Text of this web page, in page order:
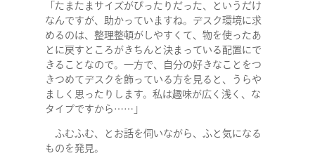
「たまたまサイズがぴったりだった、というだけ
なんですが、助かっていますね。デスク環境に求
めるのは、整理整頓がしやすくて、物を使ったあ
とに戻すところがきちんと決まっている配置にで
きることなので。一方で、自分の好きなことをつ
きつめてデスクを飾っている方を見ると、うらや
ましく思ったりします。私は趣味が広く浅く、な
タイプですから……」
ふむふむ、とお話を伺いながら、ふと気になる
ものを発見。